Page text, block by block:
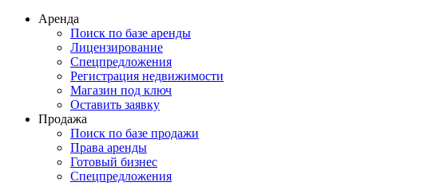
Аренда
Поиск по базе аренды
Лицензирование
Спецпредложения
Регистрация недвижимости
Магазин под ключ
Оставить заявку
Продажа
Поиск по базе продажи
Права аренды
Готовый бизнес
Спецпредложения